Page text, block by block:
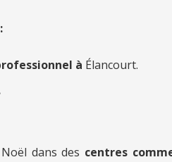
à Élancourt.
dans des centres